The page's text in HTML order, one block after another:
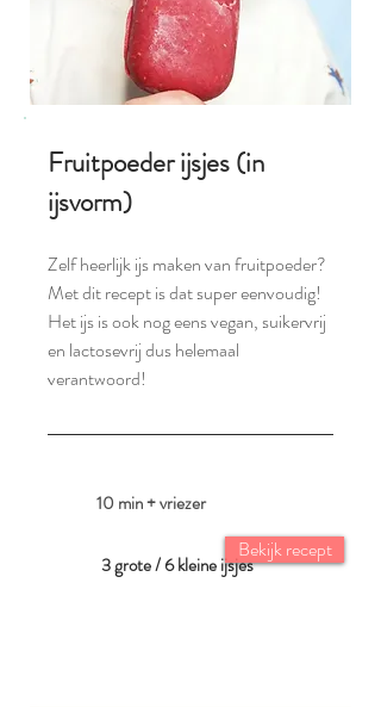
Fruitpoeder ijsjes (in
ijsvorm)
Zelf heerlijk ijs maken van fruitpoeder?
Met dit recept is dat super eenvoudig!
Het ijs is ook nog eens vegan, suikervrij
en lactosevrij dus helemaal
verantwoord!
10 min + vriezer
3 grote / 6 kleine ijsjes
Bekijk recept